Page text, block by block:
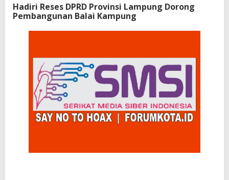
Hadiri Reses DPRD Provinsi Lampung Dorong
Pembangunan Balai Kampung